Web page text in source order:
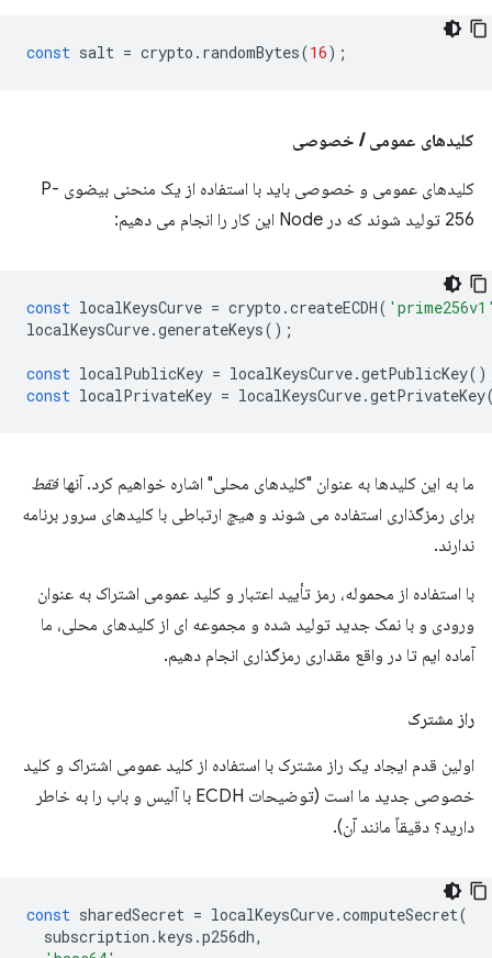
const salt = crypto . randomBytes(16);
کلیدهای عمومی / خصوصی
کلیدهای عمومی و خصوصی باید با استفاده از یک منحنی بیضوی P-
256 تولید شوند که در Node این کار را انجام می دهیم:
const localKeysCurve = crypto .createECDH(
localKeysCurve.generateKeys();
const localPublicKey = localKeysCurve.getPublicKey
const localPrivateKey = localKeysCurve.getPrivateKey
ما به این کلیدها به عنوان "کلیدهای محلی" اشاره خواهیم کرد. آنهافقط
برای رمزگذاری استفاده می شوند و هیچ ارتباطی با کلیدهای سرور برنامه
ندارند.
با استفاده از محموله، رمز تأیید اعتبار و کلید عمومی اشتراک به عنوان
ورودی و با نمک جدید تولید شده و مجموعه ای از کلیدهای محلی، ما
آماده ایم تا در واقع مقداری رمزگذاری انجام دهیم.
راز مشترک
اولین قدم ایجاد یک راز مشترک با استفاده از کلید عمومی اشتراک و کلید
خصوصی جدید ما است (توضیحات ECDH با آلیس و باب را به خاطر
دارید؟ دقیقاً مانند آن).
const sharedSecret = localKeysCurve.computeSecret(
subscription .keys .p256dh,